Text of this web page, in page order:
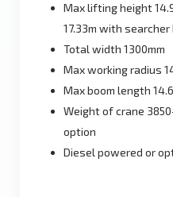
Max lifting height
17.33m with searcher
Total width 1300mm
Max working radius
Max boom length
Weight of crane
option
Diesel powered or